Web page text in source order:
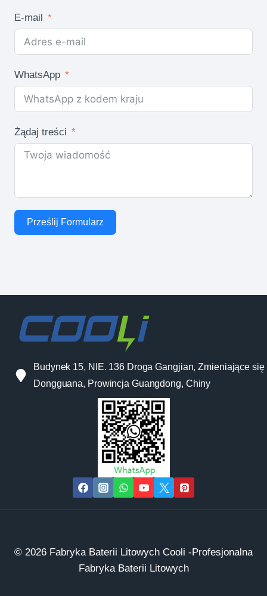
E-mail
WhatsApp
Żądaj treści
Prześlij Formularz
Budynek 15, NIE. 136 Droga Gangjian, Zmieniające się
Dongguana, Prowincja Guangdong, Chiny
© 2026 Fabryka Baterii Litowych Cooli -Profesjonalna
Fabryka Baterii Litowych